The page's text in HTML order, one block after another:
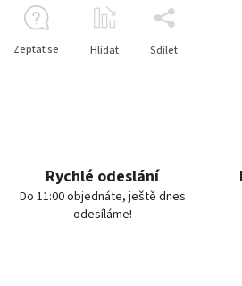
Zeptat se Hlídat Sdílet
Rychlé odeslání
Do 11:00 objednáte, ještě dnes
odesíláme!